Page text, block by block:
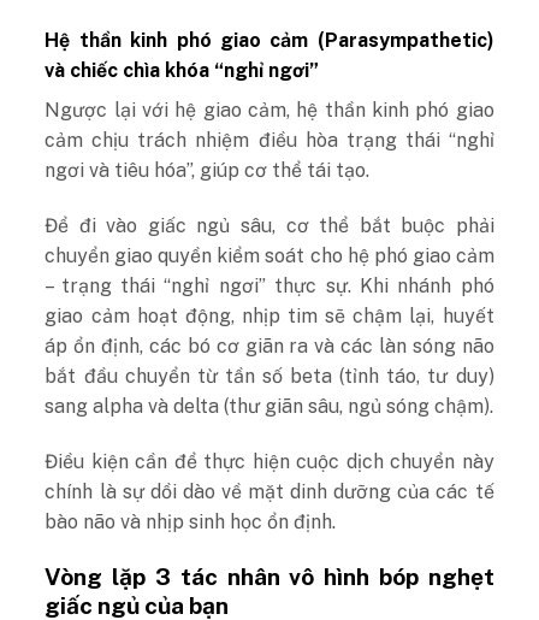
Hệ thần kinh phó giao cảm (Parasympathetic)
và chiếc chìa khóa “nghỉ ngơi”
Ngược lại với hệ giao cảm, hệ thần kinh phó giao
cảm chịu trách nhiệm điều hòa trạng thái “nghỉ
ngơi và tiêu hóa”, giúp cơ thể tái tạo.
Để đi vào giấc ngủ sâu, cơ thể bắt buộc phải
chuyển giao quyền kiểm soát cho hệ phó giao cảm
– trạng thái “nghỉ ngơi” thực sự. Khi nhánh phó
giao cảm hoạt động, nhịp tim sẽ chậm lại, huyết
áp ổn định, các bó cơ giãn ra và các làn sóng não
bắt đầu chuyển từ tần số beta (tỉnh táo, tư duy)
sang alpha và delta (thư giãn sâu, ngủ sóng chậm).
Điều kiện cần để thực hiện cuộc dịch chuyển này
chính là sự dồi dào về mặt dinh dưỡng của các tế
bào não và nhịp sinh học ổn định.
Vòng lặp 3 tác nhân vô hình bóp nghẹt
giấc ngủ của bạn